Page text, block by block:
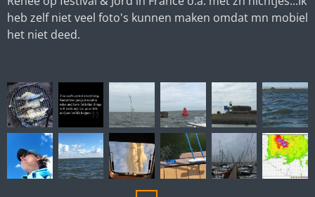
heb zelf niet veel foto's kunnen maken omdat mn mobiel
het niet deed.